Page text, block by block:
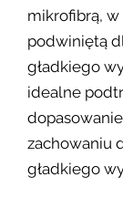
mikrofibrą,
podwiniętą
gładkiego
idealne
zachowaniu
gładkiego